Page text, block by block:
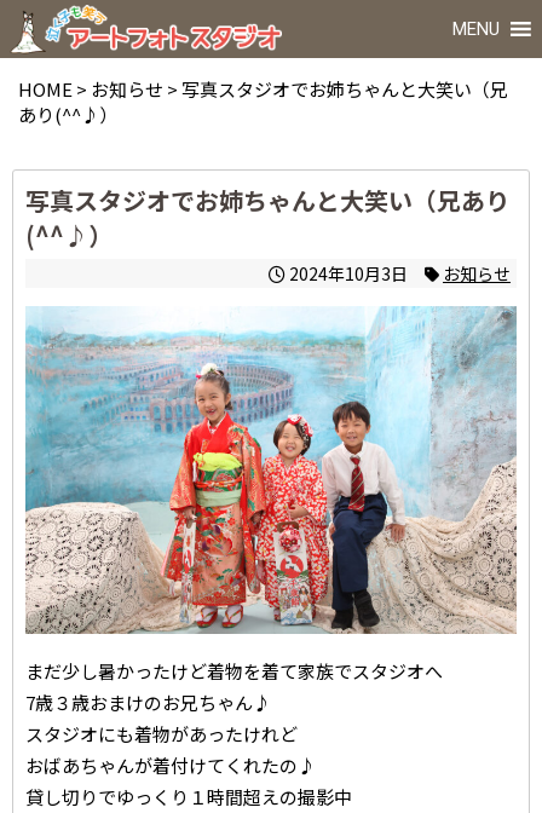
MENU
HOME > お知らせ >写真スタジオでお姉ちゃんと大笑い（兄
あり(^^♪）
写真スタジオでお姉ちゃんと大笑い（兄あり
(^^♪）
2024年10月3日 お知らせ
まだ少し暑かったけど着物を着て家族でスタジオへ
7歳３歳おまけのお兄ちゃん♪
スタジオにも着物があったけれど
おばあちゃんが着付けてくれたの♪
貸し切りでゆっくり１時間超えの撮影中